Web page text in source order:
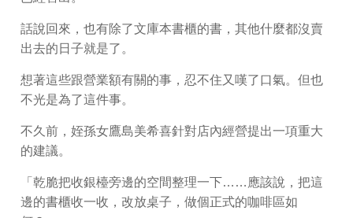
話說回來，也有除了文庫本書櫃的書，其他什麼都沒賣
出去的日子就是了。
想著這些跟營業額有關的事，忍不住又嘆了口氣。但也
不光是為了這件事。
不久前，姪孫女鷹島美希喜針對店內經營提出一項重大
的建議。
「乾脆把收銀檯旁邊的空間整理一下……應該說，把這
邊的書櫃收一收，改放桌子，做個正式的咖啡區如